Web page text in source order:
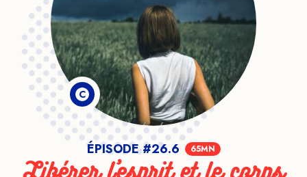
C
ÉPISODE #26.6 65MN